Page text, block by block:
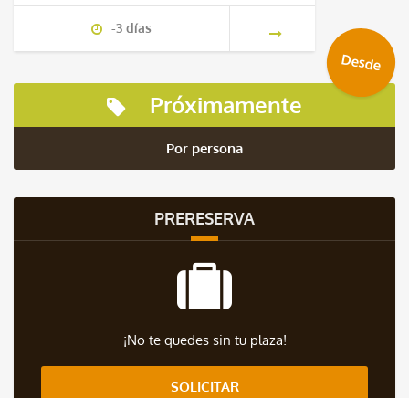
-3 días
Próximamente
Por persona
Desde
PRERESERVA
¡No te quedes sin tu plaza!
SOLICITAR